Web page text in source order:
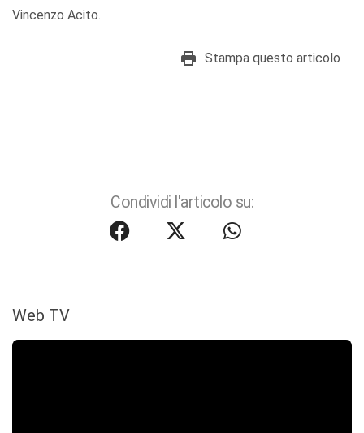
Vincenzo Acito.
Stampa questo articolo
Condividi l'articolo su:
Web TV